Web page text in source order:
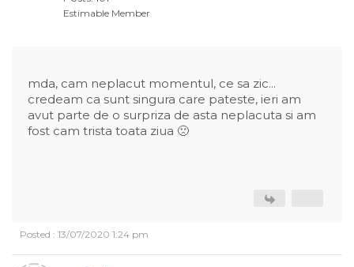
Estimable Member
mda, cam neplacut momentul, ce sa zic...
credeam ca sunt singura care pateste, ieri am
avut parte de o surpriza de asta neplacuta si am
fost cam trista toata ziua 🙁
Posted : 13/07/2020 1:24 pm